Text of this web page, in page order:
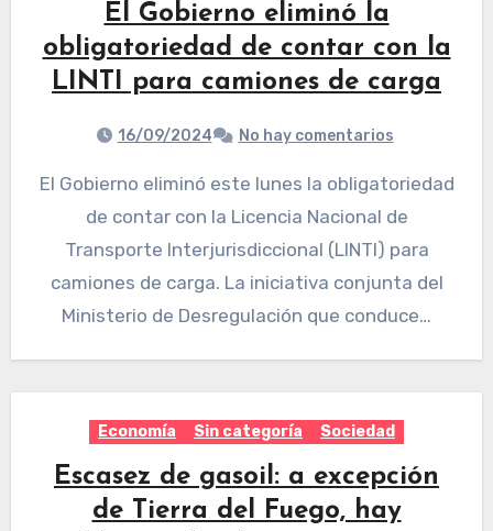
El Gobierno eliminó la
obligatoriedad de contar con la
LINTI para camiones de carga
16/09/2024 No hay comentarios
El Gobierno eliminó este lunes la obligatoriedad
de contar con la Licencia Nacional de
Transporte Interjurisdiccional (LINTI) para
camiones de carga. La iniciativa conjunta del
Ministerio de Desregulación que conduce…
Economía Sin categoría Sociedad
Escasez de gasoil: a excepción
de Tierra del Fuego, hay